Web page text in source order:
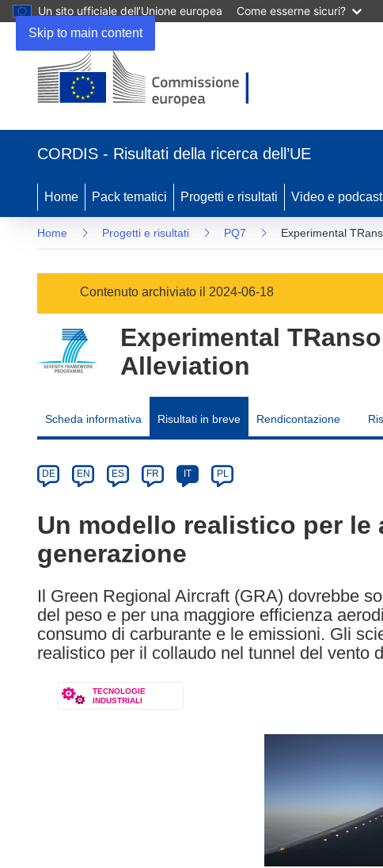
Skip to main content
Un sito ufficiale dell’Unione europea Come esserne sicuri?
in
nuova
finestra)
CORDIS - Risultati della ricerca dell’UE
Home Pack tematici Progetti e risultati Video e podcast
Home Progetti e risultati PQ7 Experimental
Contenuto archiviato il 2024-06-18
Experimental
Alleviation
Scheda informativa Risultati in breve Rendicontazione
Category
Article
available
the
following
languages:
DE EN ES FR IT PL
Un modello realistico per le
generazione
Il Green Regional Aircraft (GRA) dovrebbe
del peso e per una maggiore efficienza
consumo di carburante e le emissioni. Gli
realistico per il collaudo nel tunnel del vento
TECNOLOGIE
INDUSTRIALI